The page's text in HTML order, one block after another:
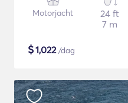
Motorjacht
24 ft
7 m
$1,022/dag